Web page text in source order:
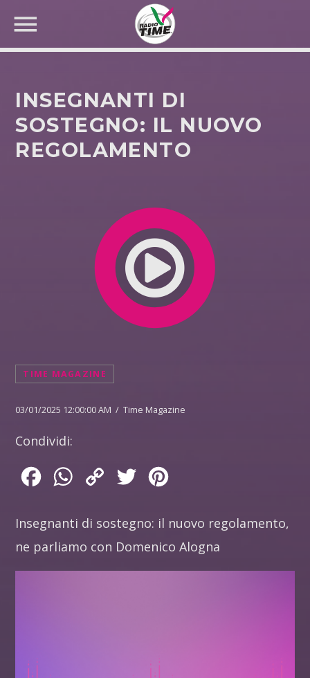
CERCA NEL SITO WEB:
INSEGNANTI DI
SOSTEGNO: IL NUOVO
REGOLAMENTO
TIME MAGAZINE
03/01/2025 12:00:00 AM / Time Magazine
Condividi:
FacebookWhatsApp
Copy
Twitter
Insegnanti di sostegno: il nuovo regolamento,
ne parliamo con Domenico Alogna